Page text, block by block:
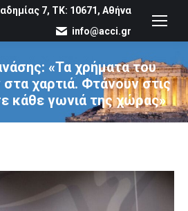
7, ΤΚ: 10671, Αθήνα
info@acci.gr
«Τα χρήματα του
χαρτιά. Φτάνουν στις
κάθε γωνιά της χώρας»
You are here: